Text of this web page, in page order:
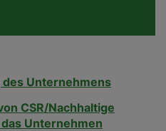
Unternehmens
CSR/Nachhaltige
Unternehmen